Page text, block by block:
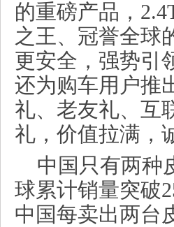
的重磅产品，
之王、冠誉全球
更安全，强势引
还为购车用户推
礼、老友礼、互
礼，价值拉满，
中国只有两种
球累计销量突破
中国每卖出两台